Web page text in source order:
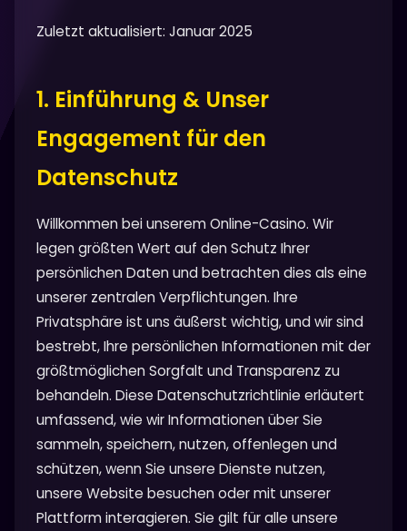
Zuletzt aktualisiert: Januar 2025
1. Einführung & Unser
Engagement für den
Datenschutz
Willkommen bei unserem Online-Casino. Wir
legen größten Wert auf den Schutz Ihrer
persönlichen Daten und betrachten dies als eine
unserer zentralen Verpflichtungen. Ihre
Privatsphäre ist uns äußerst wichtig, und wir sind
bestrebt, Ihre persönlichen Informationen mit der
größtmöglichen Sorgfalt und Transparenz zu
behandeln. Diese Datenschutzrichtlinie erläutert
umfassend, wie wir Informationen über Sie
sammeln, speichern, nutzen, offenlegen und
schützen, wenn Sie unsere Dienste nutzen,
unsere Website besuchen oder mit unserer
Plattform interagieren. Sie gilt für alle unsere